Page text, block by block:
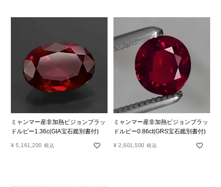
ミャンマー産非加熱ピジョンブラッ
ドルビー1.36c(GIA宝石鑑別書付)
¥ 5,161,200 税込
ミャンマー産非加熱ピジョンブラッ
ドルビー0.86ct(GRS宝石鑑別書付)
¥ 2,601,500 税込